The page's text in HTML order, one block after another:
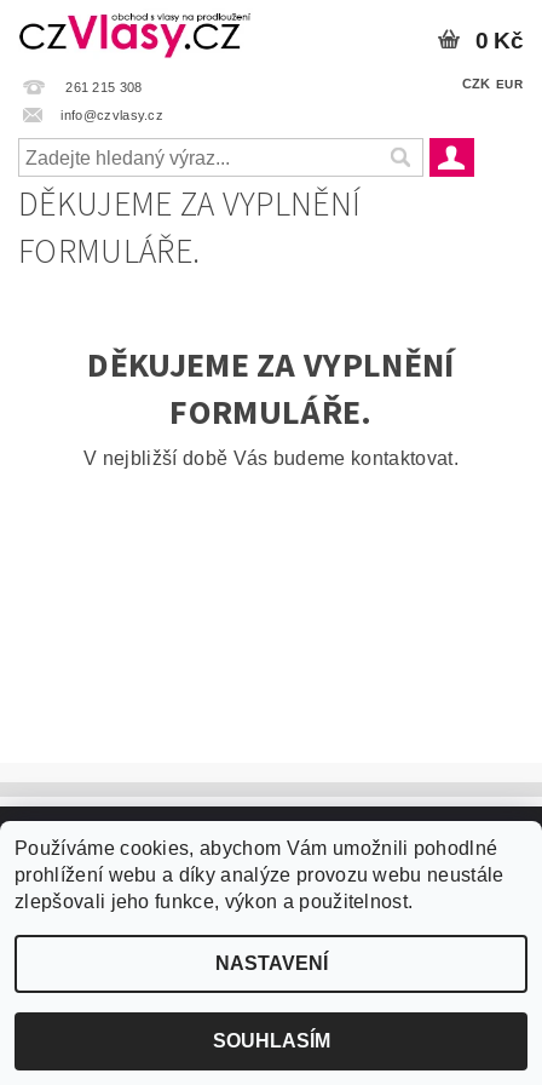
261 215 308
info@czvlasy.cz
CZK EUR
0 Kč
DĚKUJEME ZA VYPLNĚNÍ
FORMULÁŘE.
DĚKUJEME ZA VYPLNĚNÍ
FORMULÁŘE.
V nejbližší době Vás budeme kontaktovat.
2026 ©czVlasy.cz , všechna práva vyhrazena
Vytvořil Shoptet
Používáme cookies, abychom Vám umožnili pohodlné
prohlížení webu a díky analýze provozu webu neustále
zlepšovali jeho funkce, výkon a použitelnost.
NASTAVENÍ
SOUHLASÍM